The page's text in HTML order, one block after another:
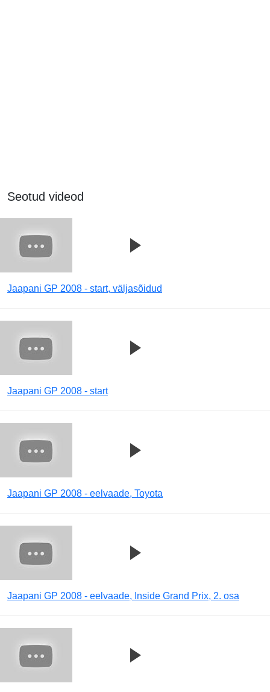
Seotud videod
Jaapani GP 2008 - start, väljasõidud
Jaapani GP 2008 - start
Jaapani GP 2008 - eelvaade, Toyota
Jaapani GP 2008 - eelvaade, Inside Grand Prix, 2. osa